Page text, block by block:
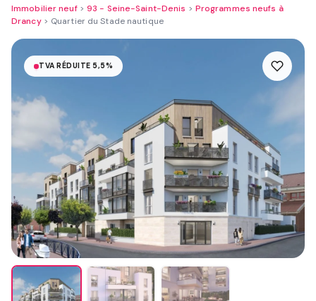
Immobilier neuf> 93 - Seine-Saint-Denis > Programmes neufs à
Drancy> Quartier du Stade nautique
TVA RÉDUITE 5,5%